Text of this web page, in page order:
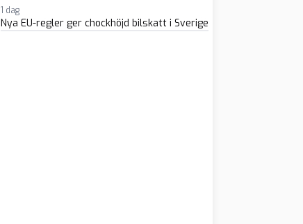
1 dag
Nya EU-regler ger chockhöjd bilskatt i Sverige